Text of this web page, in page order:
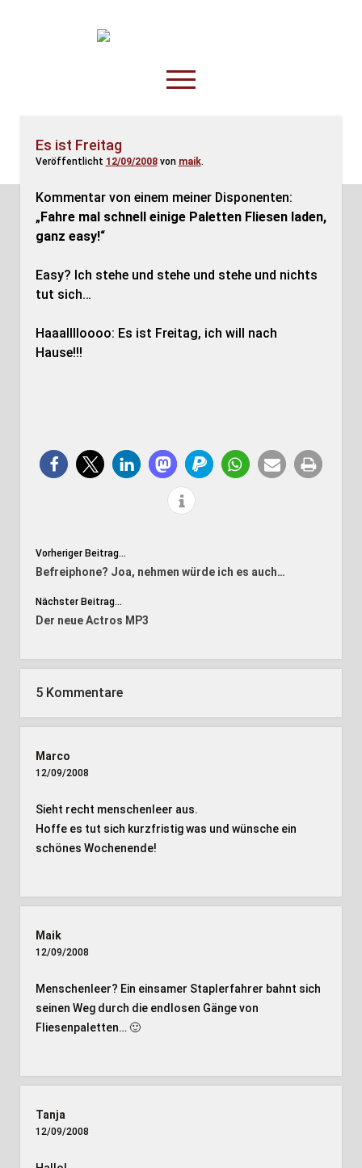
TruckOnline.de
open
menu
Anderswo
Spesenliste
Fahrer
Es ist Freitag
Veröffentlicht 12/09/2008von maik.
Kommentar von einem meiner Disponenten:
„Fahre mal schnell einige Paletten Fliesen laden,
ganz easy!“
Easy? Ich stehe und stehe und stehe und nichts
tut sich…
Haaalllloooo: Es ist Freitag, ich will nach
Hause!!!
Vorheriger Beitrag...
Befreiphone? Joa, nehmen würde ich es auch…
Nächster Beitrag...
Der neue Actros MP3
5 Kommentare
Marco
12/09/2008
Sieht recht menschenleer aus.
Hoffe es tut sich kurzfristig was und wünsche ein
schönes Wochenende!
Maik
12/09/2008
Menschenleer? Ein einsamer Staplerfahrer bahnt sich
seinen Weg durch die endlosen Gänge von
Fliesenpaletten… 🙂
Tanja
12/09/2008